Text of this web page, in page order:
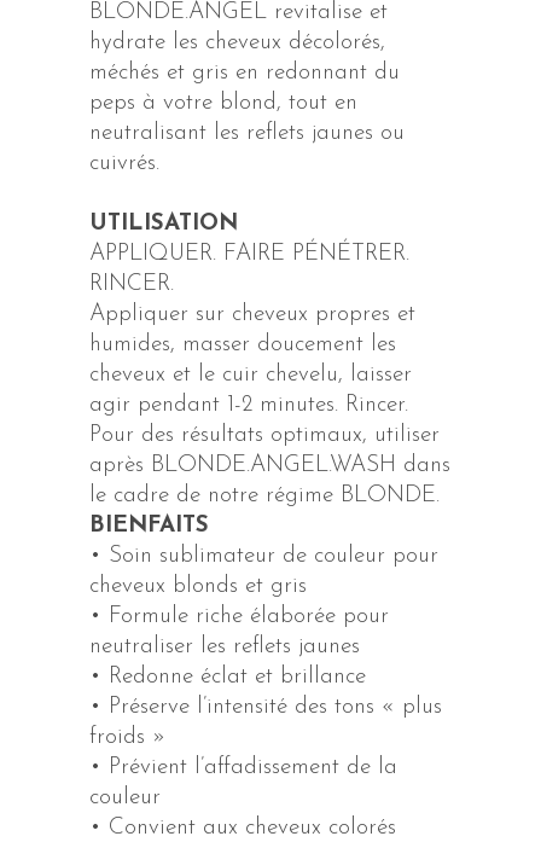
BLONDE.ANGEL revitalise et
hydrate les cheveux décolorés,
méchés et gris en redonnant du
peps à votre blond, tout en
neutralisant les reflets jaunes ou
cuivrés.
UTILISATION
APPLIQUER. FAIRE PÉNÉTRER.
RINCER.
Appliquer sur cheveux propres et
humides, masser doucement les
cheveux et le cuir chevelu, laisser
agir pendant 1-2 minutes. Rincer.
Pour des résultats optimaux, utiliser
après BLONDE.ANGEL.WASH dans
le cadre de notre régime BLONDE.
BIENFAITS
• Soin sublimateur de couleur pour
cheveux blonds et gris
• Formule riche élaborée pour
neutraliser les reflets jaunes
• Redonne éclat et brillance
• Préserve l’intensité des tons « plus
froids »
• Prévient l’affadissement de la
couleur
• Convient aux cheveux colorés